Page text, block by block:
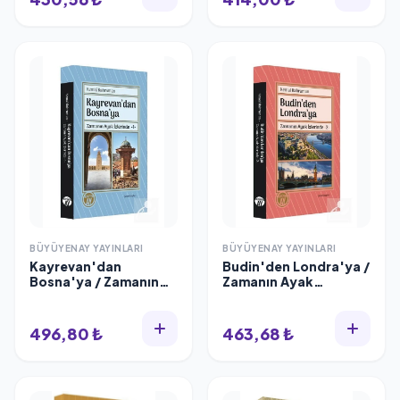
Mâhir Efendi
BÜYÜYENAY YAYINLARI
Kayrevan'dan
Bosna'ya / Zamanın
496,80 ₺
BÜYÜYENAY YAYINLARI
Budin'den Londra'ya /
Zamanın Ayak
463,68 ₺